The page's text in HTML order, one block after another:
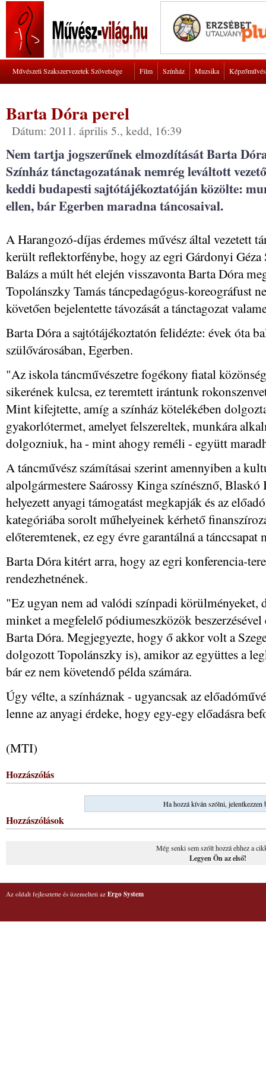
Művészeti Szakszervezetek Szövetsége Film Színház Muzsika
Barta Dóra perel
Dátum: 2011. április 5., kedd, 16:39
Nem tartja jogszerűnek elmozdítását Barta
Színház tánctagozatának nemrég leváltott
keddi budapesti sajtótájékoztatóján közölte:
ellen, bár Egerben maradna táncosaival.
A Harangozó-díjas érdemes művész által vezetett
került reflektorfénybe, hogy az egri Gárdonyi
Balázs a múlt hét elején visszavonta Barta Dóra
Topolánszky Tamás táncpedagógus-koreográfust
követően bejelentette távozását a tánctagozat
Barta Dóra a sajtótájékoztatón felidézte: évek óta
szülővárosában, Egerben.
"Az iskola táncművészetre fogékony fiatal
sikerének kulcsa, ez teremtett irántunk
Mint kifejtette, amíg a színház kötelékében
gyakorlótermet, amelyet felszereltek, munkára
dolgozniuk, ha - mint ahogy reméli - együtt
A táncművész számításai szerint amennyiben a
alpolgármestere Saárossy Kinga színésznő, Blaskó
helyezett anyagi támogatást megkapják és az
kategóriába sorolt műhelyeinek kérhető
előteremtenek, ez egy évre garantálná a tánccsapat
Barta Dóra kitért arra, hogy az egri konferencia-
rendezhetnének.
"Ez ugyan nem ad valódi színpadi körülményeket,
minket a megfelelő pódiumeszközök beszerzésével
Barta Dóra. Megjegyezte, hogy ő akkor volt a
dolgozott Topolánszky is), amikor az együttes a
bár ez nem követendő példa számára.
Úgy vélte, a színháznak - ugyancsak az
lenne az anyagi érdeke, hogy egy-egy előadásra
(MTI)
Hozzászólás
Ha hozzá kíván szólni, jelentkezzen
Hozzászólások
Még senki sem szólt hozzá ehhez a
Legyen Ön az első!
Az oldalt fejlesztette és üzemelteti az Ergo System